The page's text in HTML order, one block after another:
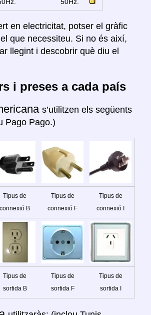
en electricitat, potser el gràfic
que necessiteu. Si no és així,
llegint i descobrir què diu el
i preses a cada país
s’utilitzen els següents
Pago Pago.)
Tipus de
connexió B
Tipus de
connexió F
Tipus de
connexió I
Tipus de
sortida B
Tipus de
sortida F
Tipus de
sortida I